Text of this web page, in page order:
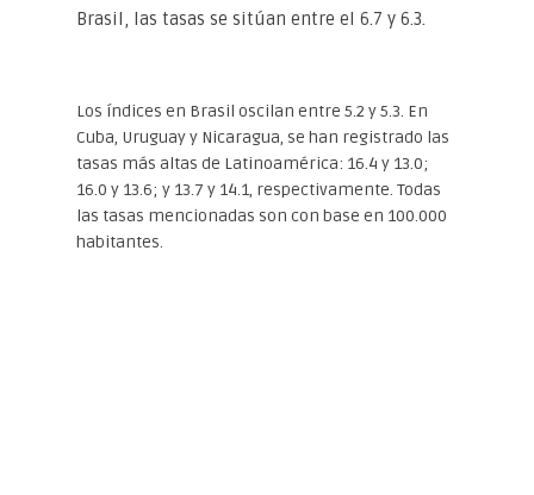
Brasil, las tasas se sitúan entre el 6.7 y 6.3.
Los índices en Brasil oscilan entre 5.2 y 5.3. En
Cuba, Uruguay y Nicaragua, se han registrado las
tasas más altas de Latinoamérica: 16.4 y 13.0;
16.0 y 13.6; y 13.7 y 14.1, respectivamente. Todas
las tasas mencionadas son con base en 100.000
habitantes.